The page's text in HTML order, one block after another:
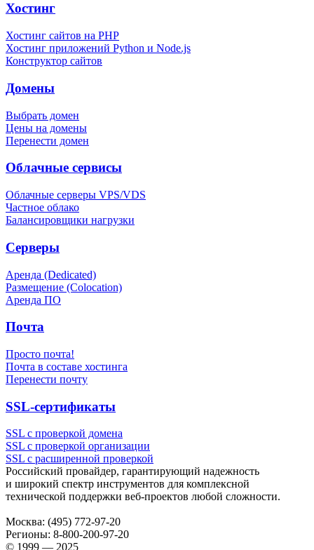
Хостинг
Хостинг сайтов на PHP
Хостинг приложений Python и Node.js
Конструктор сайтов
Домены
Выбрать домен
Цены на домены
Перенести домен
Облачные сервисы
Облачные серверы VPS/VDS
Частное облако
Балансировщики нагрузки
Серверы
Аренда (Dedicated)
Размещение (Colocation)
Аренда ПО
Почта
Просто почта!
Почта в составе хостинга
Перенести почту
SSL-сертификаты
SSL с проверкой домена
SSL с проверкой организации
SSL с расширенной проверкой
Российский провайдер, гарантирующий надежность
и широкий спектр инструментов для комплексной
технической поддержки веб-проектов любой сложности.
Москва: (495) 772-97-20
Регионы: 8-800-200-97-20
© 1999 — 2025